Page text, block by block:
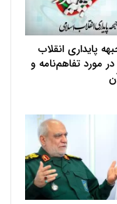
پایداری انقلاب
مورد تفاهم‌نامه و